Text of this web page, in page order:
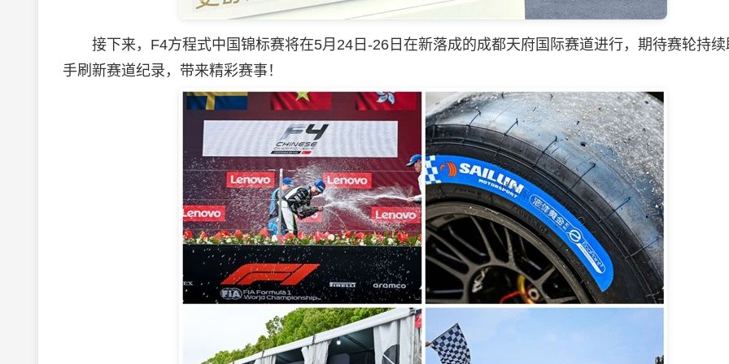
接下来，F4方程式中国锦标赛将在5月24日-26日在新落成的成都天府国际赛道进行，期待赛轮持续
手刷新赛道纪录，带来精彩赛事！